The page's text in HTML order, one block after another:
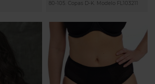
80-105. Copas D-K. Modelo FL103211